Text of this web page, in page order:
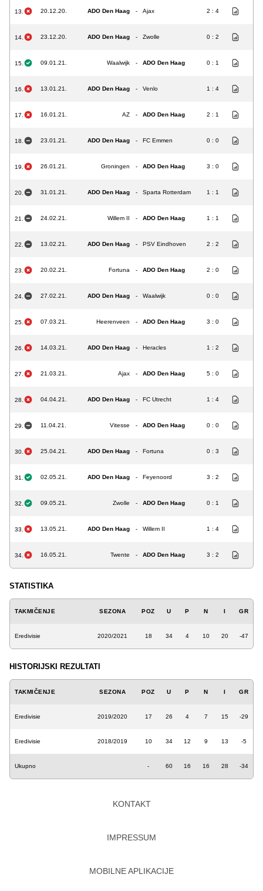
13. 20.12.20. ADO Den Haag - Ajax 2 : 4
14. 23.12.20. ADO Den Haag - Zwolle 0 : 2
15. 09.01.21. Waalwijk - ADO Den Haag 0 : 1
16. 13.01.21. ADO Den Haag - Venlo 1 : 4
17. 16.01.21. AZ - ADO Den Haag 2 : 1
18. 23.01.21. ADO Den Haag - FC Emmen 0 : 0
19. 26.01.21. Groningen - ADO Den Haag 3 : 0
20. 31.01.21. ADO Den Haag - Sparta Rotterdam 1 : 1
21. 24.02.21. Willem II - ADO Den Haag 1 : 1
22. 13.02.21. ADO Den Haag - PSV Eindhoven 2 : 2
23. 20.02.21. Fortuna - ADO Den Haag 2 : 0
24. 27.02.21. ADO Den Haag - Waalwijk 0 : 0
25. 07.03.21. Heerenveen - ADO Den Haag 3 : 0
26. 14.03.21. ADO Den Haag - Heracles 1 : 2
27. 21.03.21. Ajax - ADO Den Haag 5 : 0
28. 04.04.21. ADO Den Haag - FC Utrecht 1 : 4
29. 11.04.21. Vitesse - ADO Den Haag 0 : 0
30. 25.04.21. ADO Den Haag - Fortuna 0 : 3
31. 02.05.21. ADO Den Haag - Feyenoord 3 : 2
32. 09.05.21. Zwolle - ADO Den Haag 0 : 1
33. 13.05.21. ADO Den Haag - Willem II 1 : 4
34. 16.05.21. Twente - ADO Den Haag 3 : 2
STATISTIKA
TAKMIČENJE SEZONA POZ U P N I GR
Eredivisie 2020/2021 18 34 4 10 20 -47
HISTORIJSKI REZULTATI
TAKMIČENJE SEZONA POZ U P N I GR
Eredivisie 2019/2020 17 26 4 7 15 -29
Eredivisie 2018/2019 10 34 12 9 13 -5
Ukupno - 60 16 16 28 -34
KONTAKT
IMPRESSUM
MOBILNE APLIKACIJE